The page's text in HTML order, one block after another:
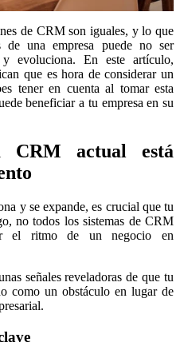
de CRM son iguales, y lo que
de una empresa puede no ser
evoluciona. En este artículo,
que es hora de considerar un
tener en cuenta al tomar esta
beneficiar a tu empresa en su
CRM actual está
y se expande, es crucial que tu
no todos los sistemas de CRM
el ritmo de un negocio en
señales reveladoras de que tu
como un obstáculo en lugar de